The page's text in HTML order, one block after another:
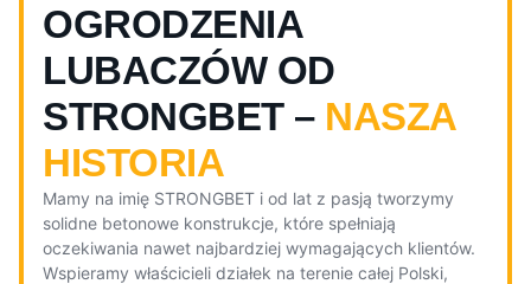
OGRODZENIA
LUBACZÓW OD
STRONGBET – NASZA
HISTORIA
Mamy na imię STRONGBET i od lat z pasją tworzymy
solidne betonowe konstrukcje, które spełniają
oczekiwania nawet najbardziej wymagających klientów.
Wspieramy właścicieli działek na terenie całej Polski,